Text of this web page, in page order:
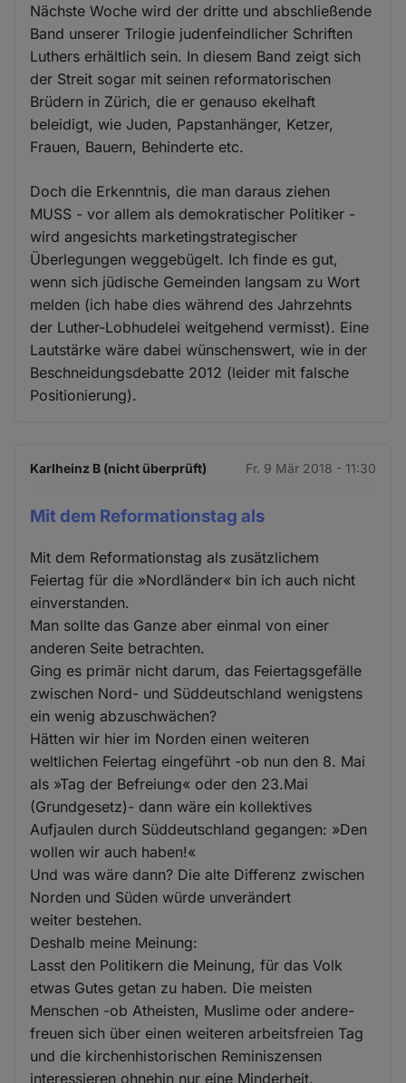
Nächste Woche wird der dritte und abschließende
Band unserer Trilogie judenfeindlicher Schriften
Luthers erhältlich sein. In diesem Band zeigt sich
der Streit sogar mit seinen reformatorischen
Brüdern in Zürich, die er genauso ekelhaft
beleidigt, wie Juden, Papstanhänger, Ketzer,
Frauen, Bauern, Behinderte etc.
Doch die Erkenntnis, die man daraus ziehen
MUSS - vor allem als demokratischer Politiker -
wird angesichts marketingstrategischer
Überlegungen weggebügelt. Ich finde es gut,
wenn sich jüdische Gemeinden langsam zu Wort
melden (ich habe dies während des Jahrzehnts
der Luther-Lobhudelei weitgehend vermisst). Eine
Lautstärke wäre dabei wünschenswert, wie in der
Beschneidungsdebatte 2012 (leider mit falsche
Positionierung).
Karlheinz B (nicht überprüft) Fr. 9 Mär 2018 - 11:30
Mit dem Reformationstag als
Mit dem Reformationstag als zusätzlichem
Feiertag für die »Nordländer« bin ich auch nicht
einverstanden.
Man sollte das Ganze aber einmal von einer
anderen Seite betrachten.
Ging es primär nicht darum, das Feiertagsgefälle
zwischen Nord- und Süddeutschland wenigstens
ein wenig abzuschwächen?
Hätten wir hier im Norden einen weiteren
weltlichen Feiertag eingeführt -ob nun den 8. Mai
als »Tag der Befreiung« oder den 23.Mai
(Grundgesetz)- dann wäre ein kollektives
Aufjaulen durch Süddeutschland gegangen: »Den
wollen wir auch haben!«
Und was wäre dann? Die alte Differenz zwischen
Norden und Süden würde unverändert
weiter bestehen.
Deshalb meine Meinung:
Lasst den Politikern die Meinung, für das Volk
etwas Gutes getan zu haben. Die meisten
Menschen -ob Atheisten, Muslime oder andere-
freuen sich über einen weiteren arbeitsfreien Tag
und die kirchenhistorischen Reminiszensen
interessieren ohnehin nur eine Minderheit.